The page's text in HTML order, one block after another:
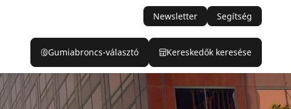
Newsletter Segítség
Gumiabroncs-választó Kereskedők keresése